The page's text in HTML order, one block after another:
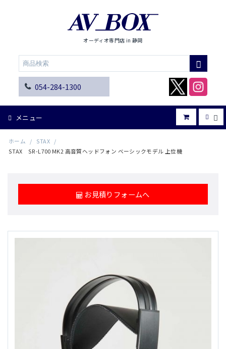
オーディオ専門店 in 静岡
054-284-1300
メニュー
ホーム / STAX /
STAX SR-L700 MK2 高音質ヘッドフォン ベーシックモデル 上位機
お見積りフォームへ